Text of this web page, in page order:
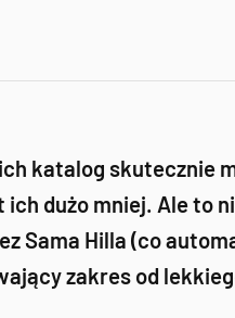
katalog
dużo mniej. Ale to
Sama Hilla (co
zakres od